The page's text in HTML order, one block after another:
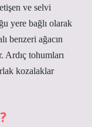
ve selvi
yere bağlı olarak
benzeri ağacın
Ardıç tohumları
kozalaklar